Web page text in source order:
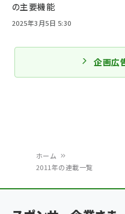
ホーム
2011年の連載一覧
の主要機能
2025年3月5日 5:30
企画広